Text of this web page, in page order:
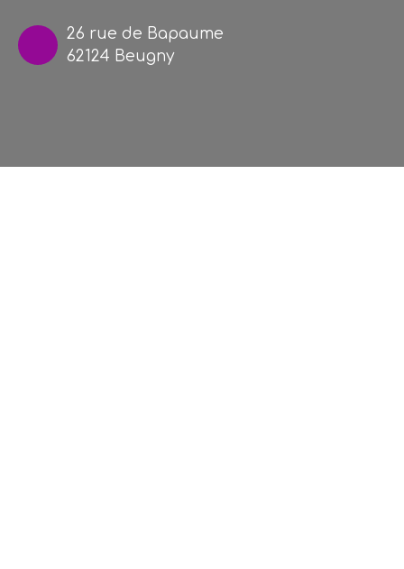
26 rue de Bapaume
62124 Beugny